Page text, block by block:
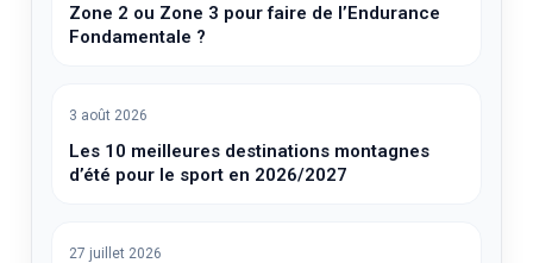
Zone 2 ou Zone 3 pour faire de l’Endurance
Fondamentale ?
3 août 2026
Les 10 meilleures destinations montagnes
d’été pour le sport en 2026/2027
27 juillet 2026